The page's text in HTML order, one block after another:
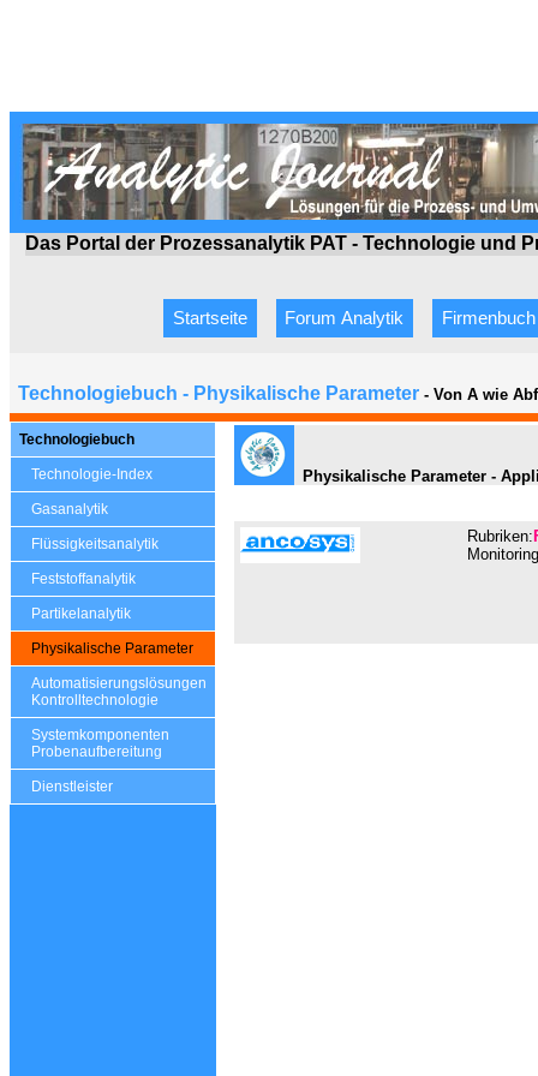
Das Portal der Prozessanalytik PAT - Technologie und
Startseite Forum Analytik Firmenbuch
Technologiebuch - Physikalische Parameter - Von A wie
Technologiebuch
Technologie-Index
Gasanalytik
Flüssigkeitsanalytik
Feststoffanalytik
Partikelanalytik
Physikalische Parameter
Automatisierungslösungen
Kontrolltechnologie
Systemkomponenten
Probenaufbereitung
Dienstleister
Physikalische Parameter -
Rubriken: